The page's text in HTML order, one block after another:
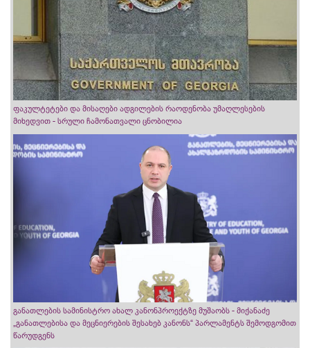
ფაკულტეტები და მისაღები ადგილების რაოდენობა უმაღლესების
მიხედვით - სრული ჩამონათვალი ცნობილია
განათლების სამინისტრო ახალ კანონპროექტზე მუშაობს - მიქანაძე
„განათლებისა და მეცნიერების შესახებ კანონს“ პარლამენტს შემოდგომით
წარუდგენს